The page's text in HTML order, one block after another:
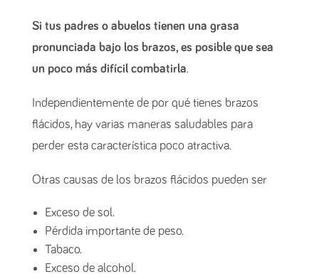
Si tus padres o abuelos tienen una grasa
pronunciada bajo los brazos, es posible que sea
un poco más difícil combatirla.
Independientemente de por qué tienes brazos
flácidos, hay varias maneras saludables para
perder esta característica poco atractiva.
Otras causas de los brazos flácidos pueden ser
Exceso de sol.
Pérdida importante de peso.
Tabaco.
Exceso de alcohol.